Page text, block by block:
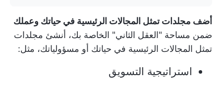
أضف مجلدات تمثل المجالات الرئيسية في حياتك وعملك
ضمن مساحة "العقل الثاني" الخاصة بك، أنشئ مجلدات
تمثل المجالات الرئيسية في حياتك أو مسؤولياتك، مثل:
استراتيجية التسويق